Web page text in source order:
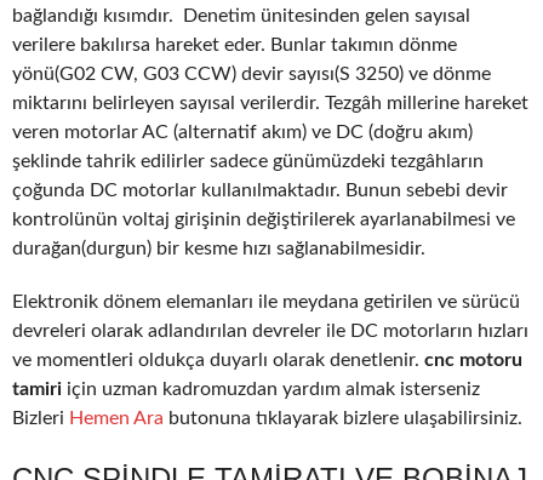
bağlandığı kısımdır. Denetim ünitesinden gelen sayısal
verilere bakılırsa hareket eder. Bunlar takımın dönme
yönü(G02 CW, G03 CCW) devir sayısı(S 3250) ve dönme
miktarını belirleyen sayısal verilerdir. Tezgâh millerine hareket
veren motorlar AC (alternatif akım) ve DC (doğru akım)
şeklinde tahrik edilirler sadece günümüzdeki tezgâhların
çoğunda DC motorlar kullanılmaktadır. Bunun sebebi devir
kontrolünün voltaj girişinin değiştirilerek ayarlanabilmesi ve
durağan(durgun) bir kesme hızı sağlanabilmesidir.
Elektronik dönem elemanları ile meydana getirilen ve sürücü
devreleri olarak adlandırılan devreler ile DC motorların hızları
ve momentleri oldukça duyarlı olarak denetlenir. cnc motoru
tamiri için uzman kadromuzdan yardım almak isterseniz
Bizleri Hemen Ara butonuna tıklayarak bizlere ulaşabilirsiniz.